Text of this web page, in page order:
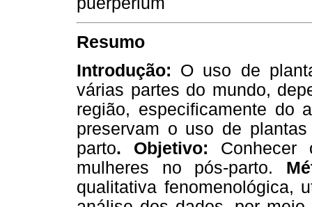
Resumo
Introdução: O uso de
várias partes do mundo,
região, especificamente do
preservam o uso de
parto. Objetivo: Conhecer
mulheres no pós-parto.
qualitativa fenomenológica,